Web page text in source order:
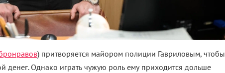
) притворяется майором полиции Гавриловым, чтобы
денег. Однако играть чужую роль ему приходится дольше